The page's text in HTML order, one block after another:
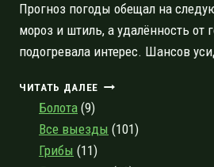
Прогноз погоды обещал на
мороз и штиль, а удалённость от
подогревала интерес. Шансов
ЧИТАТЬ ДАЛЕЕ ЭКОМАРШРУТ
В
Болота (9)
Все выезды (101)
Грибы (11)